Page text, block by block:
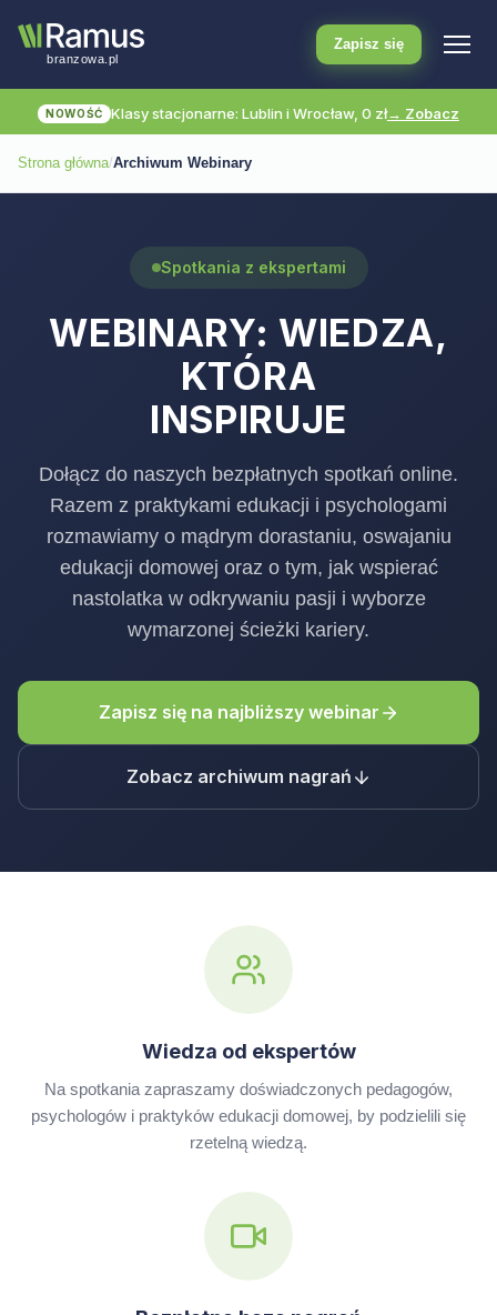
Zapisz się
NOWOŚĆ Klasy stacjonarne: Lublin i Wrocław, 0 zł→ Zobacz
Strona główna/Archiwum Webinary
Spotkania z ekspertami
WEBINARY: WIEDZA,
KTÓRA
INSPIRUJE
Dołącz do naszych bezpłatnych spotkań online.
Razem z praktykami edukacji i psychologami
rozmawiamy o mądrym dorastaniu, oswajaniu
edukacji domowej oraz o tym, jak wspierać
nastolatka w odkrywaniu pasji i wyborze
wymarzonej ścieżki kariery.
Zapisz się na najbliższy webinar
Zobacz archiwum nagrań
Wiedza od ekspertów
Na spotkania zapraszamy doświadczonych pedagogów,
psychologów i praktyków edukacji domowej, by podzielili się
rzetelną wiedzą.